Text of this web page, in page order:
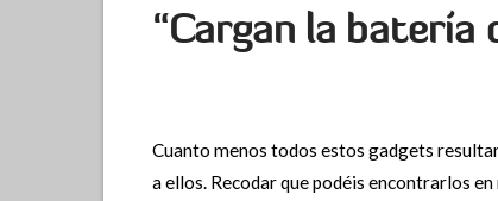
“Cargan la
Cuanto menos todos estos gadgets
a ellos. Recodar que podéis encontrarlos